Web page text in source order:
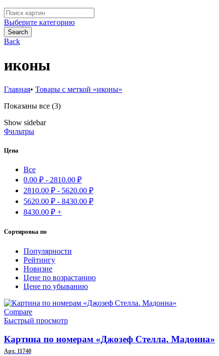
Search
for:
Выберите категорию
Search
Back
иконы
Главная• Товары с меткой «иконы»
Показаны все (3)Сортировка:
Show sidebar
Фильтры
Цена
Все
0.00 ₽ - 2810.00 ₽
2810.00 ₽ - 5620.00 ₽
5620.00 ₽ - 8430.00 ₽
8430.00 ₽ +
Сортировка по
Популярности
Рейтингу
Новизне
Цене по возрастанию
Цене по убыванию
Compare
Быстрый просмотр
Картина по номерам «Джозеф Стелла. Мадонна»
Арт. 11740